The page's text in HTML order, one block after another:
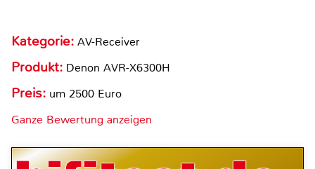
Kategorie: AV-Receiver
Produkt: Denon AVR-X6300H
Preis: um 2500 Euro
Ganze Bewertung anzeigen